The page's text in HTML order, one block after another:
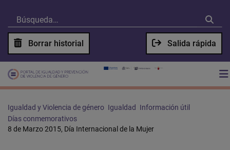
Borrar historial Salida rápida
Igualdad y Violencia de género Igualdad Información útil
Días conmemorativos
8 de Marzo 2015, Día Internacional de la Mujer